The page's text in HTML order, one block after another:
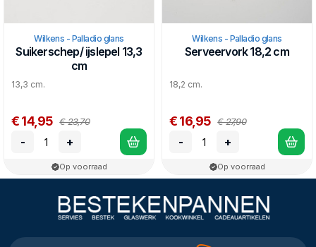
Wilkens - Palladio glans
Suikerschep/ ijslepel 13,3
cm
13,3 cm.
€ 14,95 € 23,70
- +
Op voorraad
Wilkens - Palladio glans
Serveervork 18,2 cm
18,2 cm.
€ 16,95 € 27,90
- +
Op voorraad